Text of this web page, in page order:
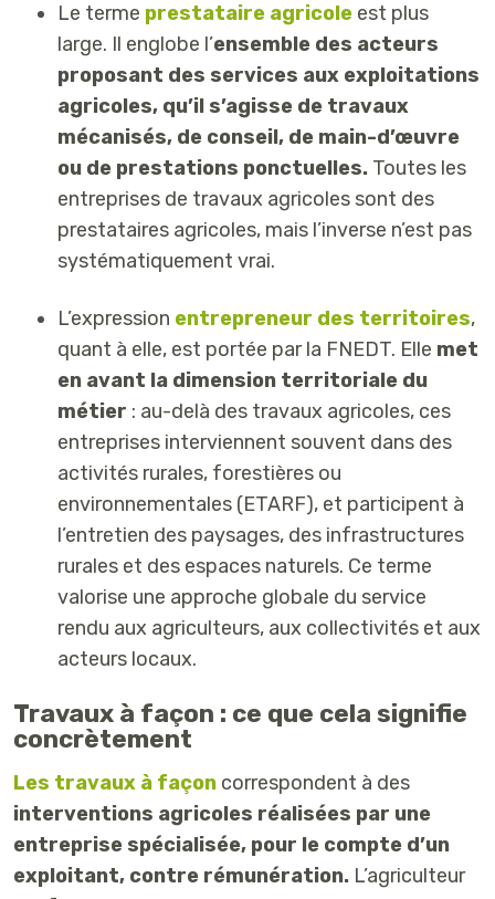
Le terme prestataire agricole est plus
large. Il englobe l’ensemble des acteurs
proposant des services aux exploitations
agricoles, qu’il s’agisse de travaux
mécanisés, de conseil, de main-d’œuvre
ou de prestations ponctuelles. Toutes les
entreprises de travaux agricoles sont des
prestataires agricoles, mais l’inverse n’est pas
systématiquement vrai.
L’expression entrepreneur des territoires,
quant à elle, est portée par la FNEDT. Elle met
en avant la dimension territoriale du
métier : au-delà des travaux agricoles, ces
entreprises interviennent souvent dans des
activités rurales, forestières ou
environnementales (ETARF), et participent à
l’entretien des paysages, des infrastructures
rurales et des espaces naturels. Ce terme
valorise une approche globale du service
rendu aux agriculteurs, aux collectivités et aux
acteurs locaux.
Travaux à façon : ce que cela signifie
concrètement
Les travaux à façon correspondent à des
interventions agricoles réalisées par une
entreprise spécialisée, pour le compte d’un
exploitant, contre rémunération. L’agriculteur